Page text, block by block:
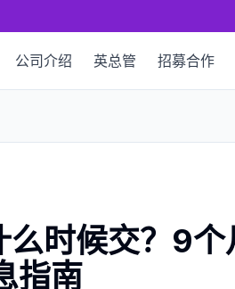
公司介绍 英总管 招募合作
时候交？9个
指南